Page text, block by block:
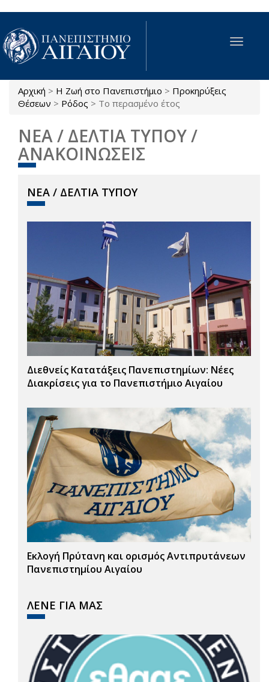
Παράκαμψη προς το κυρίως περιεχόμενο
Toggle
Είστε εδώ
Αρχική > Η Ζωή στο Πανεπιστήμιο > Προκηρύξεις
Θέσεων > Ρόδος > Το περασμένο έτος
ΝΕΑ / ΔΕΛΤΙΑ ΤΥΠΟΥ /
ΑΝΑΚΟΙΝΩΣΕΙΣ
ΝΕΑ / ΔΕΛΤΙΑ ΤΥΠΟΥ
Διεθνείς Κατατάξεις Πανεπιστημίων: Νέες
Διακρίσεις για το Πανεπιστήμιο Αιγαίου
Εκλογή Πρύτανη και ορισμός Αντιπρυτάνεων
Πανεπιστημίου Αιγαίου
ΛΕΝΕ ΓΙΑ ΜΑΣ